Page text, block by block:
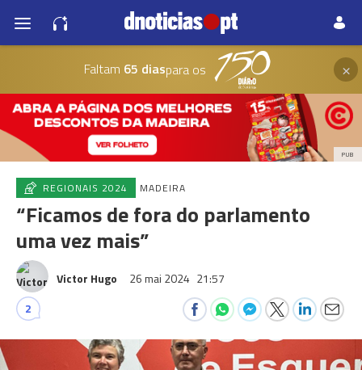
Faltam 65 diaspara os ×
PUB
REGIONAIS 2024 MADEIRA
“Ficamos de fora do parlamento
uma vez mais”
Victor Hugo 26 mai 2024 21:57
2